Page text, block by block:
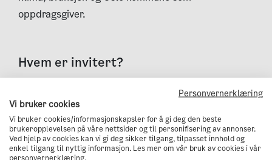
oppdragsgiver.
Hvem er invitert?
bygge- og anleggsoppdrag for Oslo kommune
(entreprenører, byggherrer, maskin- og
utstyrsleverandører, transportbedrifter, rådgivere
m.fl.). Tema for workshopen er klimakravene til
Personvernerklæring
Vi bruker cookies
Vi bruker cookies/informasjonskapsler for å gi deg den beste
brukeropplevelsen på våre nettsider og til personifisering av annonser.
Ved hjelp av cookies kan vi gi deg sikker tilgang, tilpasset innhold og
enkel tilgang til nyttig informasjon. Les mer om vår bruk av cookies i vår
personvernerklæring.